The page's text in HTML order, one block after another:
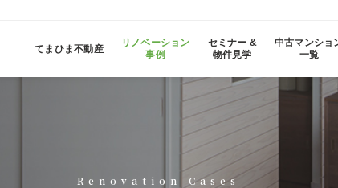
てまひま不動産
リノベーション
事例
セミナー &
物件見学
中古マンショ
一覧
Renovation Cases